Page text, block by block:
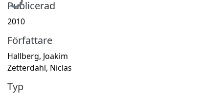
Publicerad
2010
Författare
Hallberg, Joakim
Zetterdahl, Niclas
Typ